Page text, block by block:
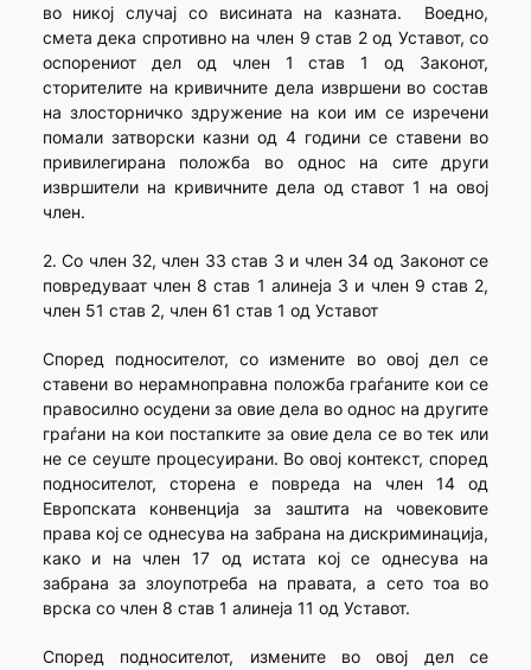
во никој случај со висината на казната. Воедно,
смета дека спротивно на член 9 став 2 од Уставот, со
оспорениот дел од член 1 став 1 од Законот,
сторителите на кривичните дела извршени во состав
на злосторничко здружение на кои им се изречени
помали затворски казни од 4 години се ставени во
привилегирана положба во однос на сите други
извршители на кривичните дела од ставот 1 на овој
член.
2. Со член 32, член 33 став 3 и член 34 од Законот се
повредуваат член 8 став 1 алинеја 3 и член 9 став 2,
член 51 став 2, член 61 став 1 од Уставот
Според подносителот, со измените во овој дел се
ставени во нерамноправна положба граѓаните кои се
правосилно осудени за овие дела во однос на другите
граѓани на кои постапките за овие дела се во тек или
не се сеуште процесуирани. Во овој контекст, според
подносителот, сторена е повреда на член 14 од
Европската конвенција за заштита на човековите
права кој се однесува на забрана на дискриминација,
како и на член 17 од истата кој се однесува на
забрана за злоупотреба на правата, а сето тоа во
врска со член 8 став 1 алинеја 11 од Уставот.
Според подносителот, измените во овој дел се